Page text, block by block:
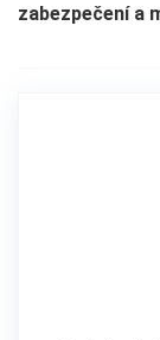
zabezpečení a